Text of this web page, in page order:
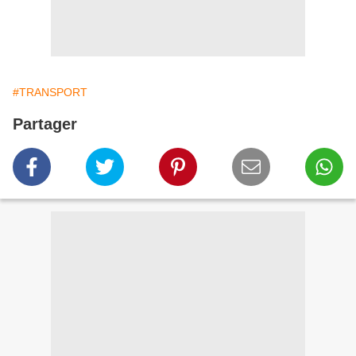
#TRANSPORT
Partager